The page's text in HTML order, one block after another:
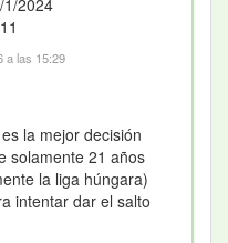
a las 15:29
la mejor decisión
solamente 21 años
la liga húngara)
intentar dar el salto